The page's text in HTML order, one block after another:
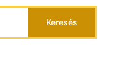
Keresés